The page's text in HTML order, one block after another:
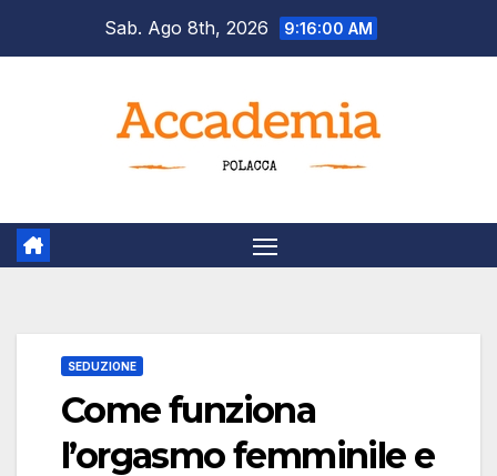
Sab. Ago 8th, 2026 9:16:01 AM
SEDUZIONE
Come funziona
l’orgasmo femminile e